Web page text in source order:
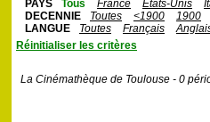
PAYS
Tous France Etats-Unis
DECENNIE
Toutes <1900
1900
LANGUE
Toutes Français
Réinitialiser les critères
La Cinémathèque de Toulouse - 0